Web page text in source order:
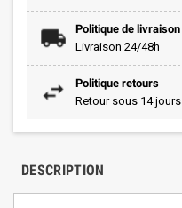
Politique de livraison
Livraison 24/48h
Politique retours
Retour sous 14 jours
DESCRIPTION